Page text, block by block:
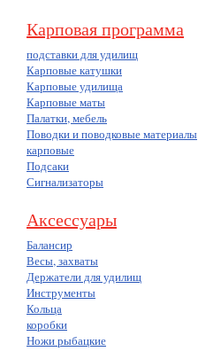
Карповая программа
подставки для удилищ
Карповые катушки
Карповые удилища
Карповые маты
Палатки, мебель
Поводки и поводковые материалы
карповые
Подсаки
Сигнализаторы
Аксессуары
Балансир
Весы, захваты
Держатели для удилищ
Инструменты
Кольца
коробки
Ножи рыбацкие